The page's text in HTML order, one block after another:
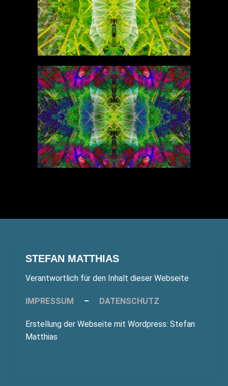
STEFAN MATTHIAS
Verantwortlich für den Inhalt dieser Webseite
IMPRESSUM – DATENSCHUTZ
Erstellung der Webseite mit Wordpress: Stefan
Matthias